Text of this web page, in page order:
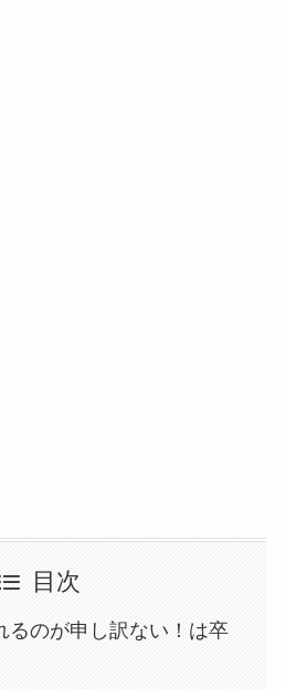
目次
るのが申し訳ない！は卒